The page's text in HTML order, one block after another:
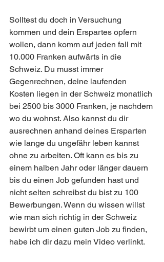
Solltest du doch in Versuchung
kommen und dein Erspartes opfern
wollen, dann komm auf jeden fall mit
10.000 Franken aufwärts in die
Schweiz. Du musst immer
Gegenrechnen, deine laufenden
Kosten liegen in der Schweiz monatlich
bei 2500 bis 3000 Franken, je nachdem
wo du wohnst. Also kannst du dir
ausrechnen anhand deines Ersparten
wie lange du ungefähr leben kannst
ohne zu arbeiten. Oft kann es bis zu
einem halben Jahr oder länger dauern
bis du einen Job gefunden hast und
nicht selten schreibst du bist zu 100
Bewerbungen. Wenn du wissen willst
wie man sich richtig in der Schweiz
bewirbt um einen guten Job zu finden,
habe ich dir dazu mein Video verlinkt.